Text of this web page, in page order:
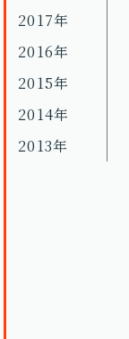
2017年
2016年
2015年
2014年
2013年